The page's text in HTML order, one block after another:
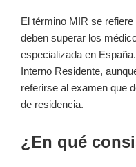
El ⁤término ‍MIR se
deben superar los
‌especializada ⁤en
Interno‌ Residente,
referirse al examen que
de residencia.
¿En qué